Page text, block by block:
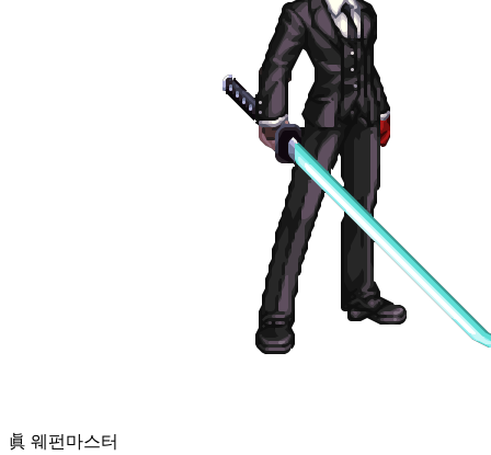
眞 웨펀마스터